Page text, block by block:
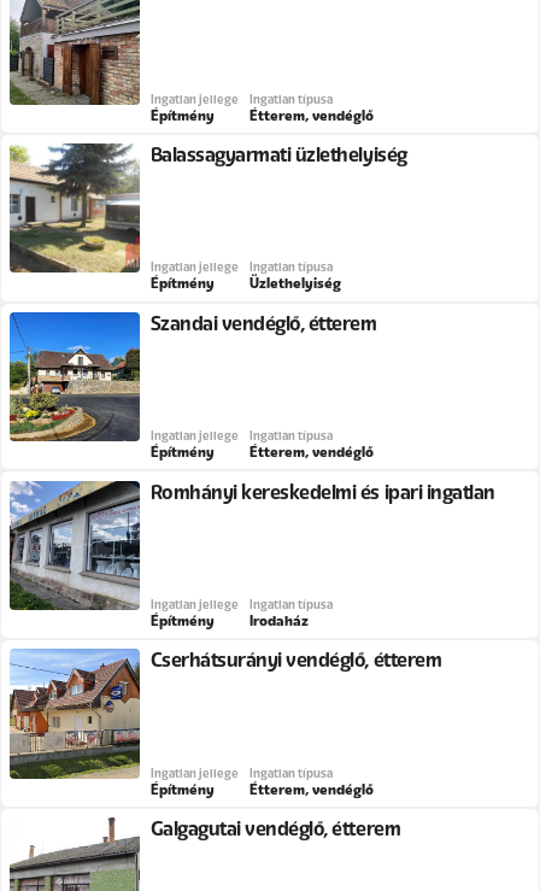
Ingatlan jellege
Építmény
Ingatlan típusa
Étterem, vendéglő
Balassagyarmati üzlethelyiség
Ingatlan jellege
Építmény
Ingatlan típusa
Üzlethelyiség
Szandai vendéglő, étterem
Ingatlan jellege
Építmény
Ingatlan típusa
Étterem, vendéglő
Romhányi kereskedelmi és ipari ingatlan
Ingatlan jellege
Építmény
Ingatlan típusa
Irodaház
Cserhátsurányi vendéglő, étterem
Ingatlan jellege
Építmény
Ingatlan típusa
Étterem, vendéglő
Galgagutai vendéglő, étterem